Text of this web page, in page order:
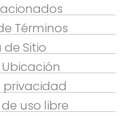
Términos
Sitio
privacidad
uso libre